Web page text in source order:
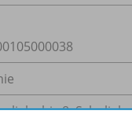
bis 8. Schuljahr